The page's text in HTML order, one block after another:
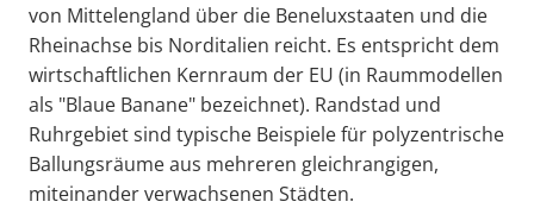
von Mittelengland über die Beneluxstaaten und die
Rheinachse bis Norditalien reicht. Es entspricht dem
wirtschaftlichen Kernraum der EU (in Raummodellen
als "Blaue Banane" bezeichnet). Randstad und
Ruhrgebiet sind typische Beispiele für polyzentrische
Ballungsräume aus mehreren gleichrangigen,
miteinander verwachsenen Städten.